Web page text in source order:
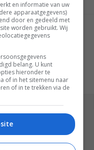
DOOR
en informatie van uw
apparaatgegevens)
door en gedeeld met
worden gebruikt. Wij
belang. U kunt
hieronder te
of in het sitemenu naar
of in te trekken via de